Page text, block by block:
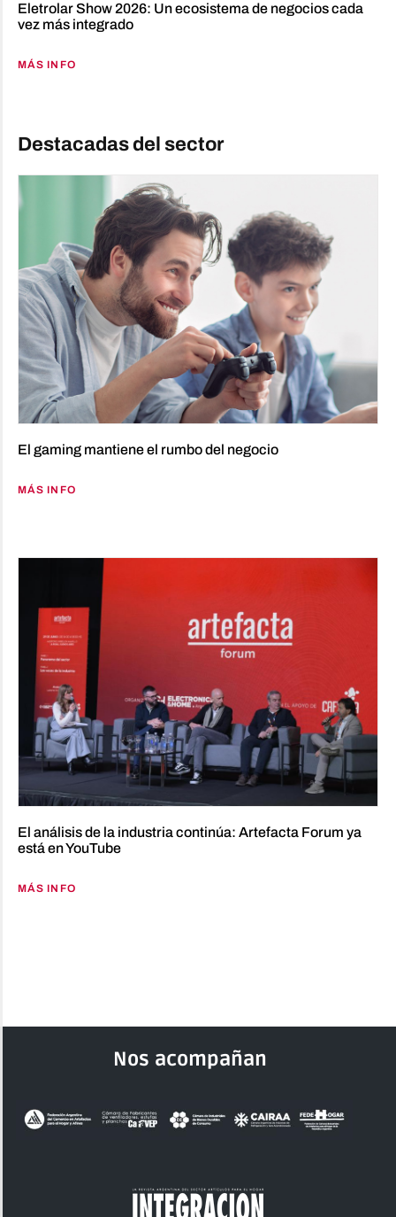
Eletrolar Show 2026: Un ecosistema de negocios cada
vez más integrado
MÁS INFO
Destacadas del sector
El gaming mantiene el rumbo del negocio
MÁS INFO
El análisis de la industria continúa: Artefacta Forum ya
está en YouTube
MÁS INFO
Nos acompañan